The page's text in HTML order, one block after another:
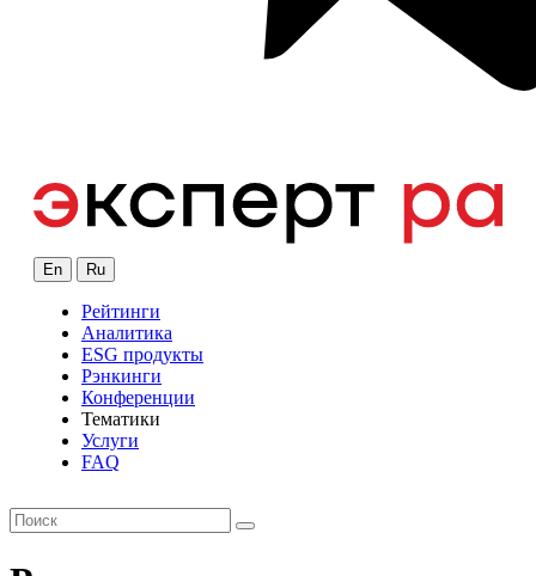
En Ru
Рейтинги
Аналитика
ESG продукты
Рэнкинги
Конференции
Тематики
Услуги
FAQ